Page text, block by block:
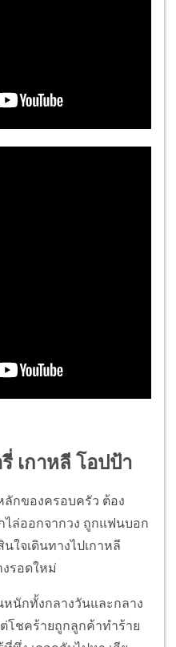
เกาหลี โอปป้า
ลักของครอบครัว ต้อง
ล่ออกจากวง ถูกแฟนบอก
ใจเดินทางไปเกาหลี
รอดใหม่
หนักทั้งกลางวันและกลาง
โชคร้ายถูกลูกค้าทำร้าย